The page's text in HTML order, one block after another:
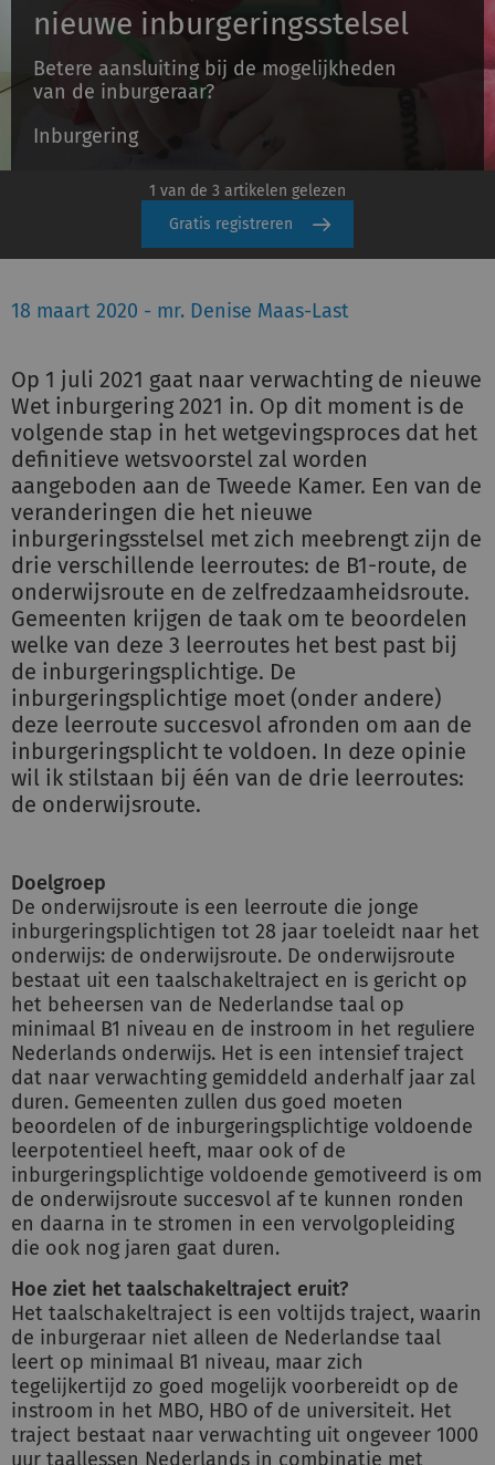
Inloggen
nieuwe inburgeringsstelsel
Betere aansluiting bij de mogelijkheden
van de inburgeraar?
Inburgering
1 van de 3 artikelen gelezen
Gratis registreren
18 maart 2020 - mr. Denise Maas-Last
Op 1 juli 2021 gaat naar verwachting de nieuwe
Wet inburgering 2021 in. Op dit moment is de
volgende stap in het wetgevingsproces dat het
definitieve wetsvoorstel zal worden
aangeboden aan de Tweede Kamer. Een van de
veranderingen die het nieuwe
inburgeringsstelsel met zich meebrengt zijn de
drie verschillende leerroutes: de B1-route, de
onderwijsroute en de zelfredzaamheidsroute.
Gemeenten krijgen de taak om te beoordelen
welke van deze 3 leerroutes het best past bij
de inburgeringsplichtige. De
inburgeringsplichtige moet (onder andere)
deze leerroute succesvol afronden om aan de
inburgeringsplicht te voldoen. In deze opinie
wil ik stilstaan bij één van de drie leerroutes:
de onderwijsroute.
Doelgroep
De onderwijsroute is een leerroute die jonge
inburgeringsplichtigen tot 28 jaar toeleidt naar het
onderwijs: de onderwijsroute. De onderwijsroute
bestaat uit een taalschakeltraject en is gericht op
het beheersen van de Nederlandse taal op
minimaal B1 niveau en de instroom in het reguliere
Nederlands onderwijs. Het is een intensief traject
dat naar verwachting gemiddeld anderhalf jaar zal
duren. Gemeenten zullen dus goed moeten
beoordelen of de inburgeringsplichtige voldoende
leerpotentieel heeft, maar ook of de
inburgeringsplichtige voldoende gemotiveerd is om
de onderwijsroute succesvol af te kunnen ronden
en daarna in te stromen in een vervolgopleiding
die ook nog jaren gaat duren.
Hoe ziet het taalschakeltraject eruit?
Het taalschakeltraject is een voltijds traject, waarin
de inburgeraar niet alleen de Nederlandse taal
leert op minimaal B1 niveau, maar zich
tegelijkertijd zo goed mogelijk voorbereidt op de
instroom in het MBO, HBO of de universiteit. Het
traject bestaat naar verwachting uit ongeveer 1000
uur taallessen Nederlands in combinatie met